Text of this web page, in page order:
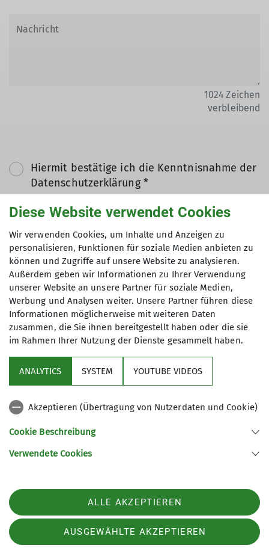
1024 Zeichen
verbleibend
Hiermit bestätige ich die Kenntnisnahme der
Datenschutzerklärung *
meine in das Kontaktformular eingegebenen
Daten elektronisch gesichert und zum Zweck
der Kontaktaufnahme verarbeitet und
genutzt werden. Mir ist bekannt, dass ich
meine Einwilligung jederzeit wiederrufen
kann. *
Mit (*) markierte Felder
sind Pflichtfelder
Absenden
Sektion
89407 Dillingen-Donaualtheim
Telefon +4990717700523
Diese Website verwendet Cookies
Wir verwenden Cookies, um Inhalte und Anzeigen zu
personalisieren, Funktionen für soziale Medien anbieten zu
können und Zugriffe auf unsere Website zu analysieren.
Außerdem geben wir Informationen zu Ihrer Verwendung
unserer Website an unsere Partner für soziale Medien,
Werbung und Analysen weiter. Unsere Partner führen diese
Informationen möglicherweise mit weiteren Daten
zusammen, die Sie ihnen bereitgestellt haben oder die sie
im Rahmen Ihrer Nutzung der Dienste gesammelt haben.
ANALYTICS SYSTEM YOUTUBE VIDEOS
Akzeptieren (Übertragung von Nutzerdaten und Cookie)
Cookie Beschreibung
Verwendete Cookies
ALLE AKZEPTIEREN
AUSGEWÄHLTE AKZEPTIEREN